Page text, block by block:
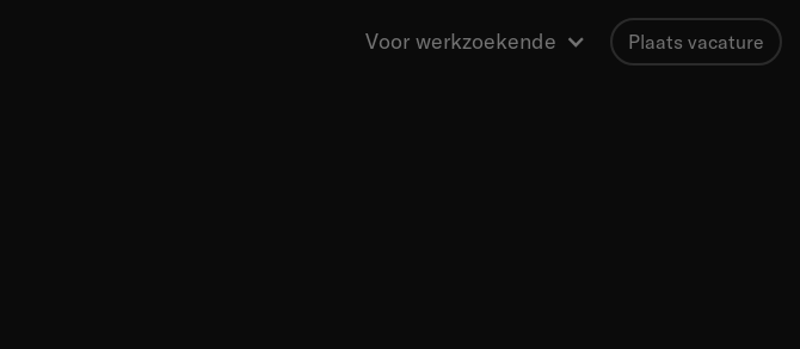
Voor werkzoekende Plaats vacature